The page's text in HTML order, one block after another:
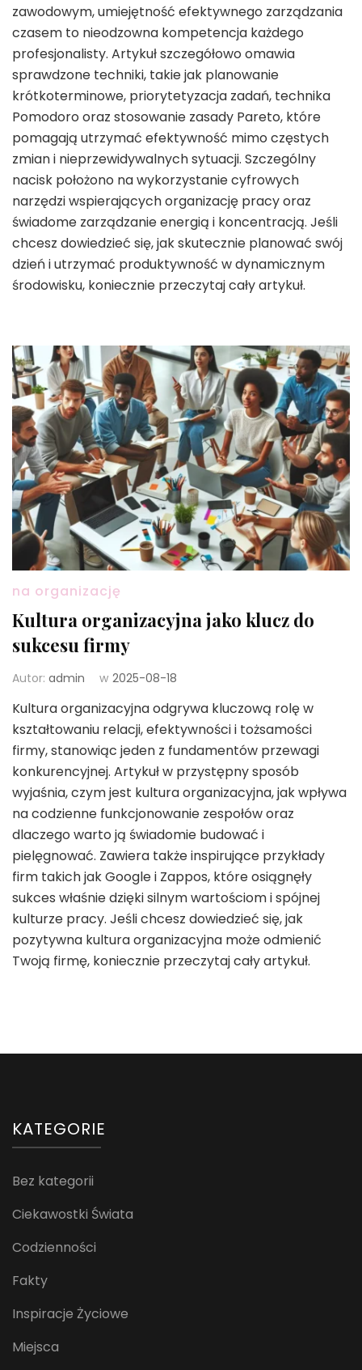
zawodowym, umiejętność efektywnego zarządzania
czasem to nieodzowna kompetencja każdego
profesjonalisty. Artykuł szczegółowo omawia
sprawdzone techniki, takie jak planowanie
krótkoterminowe, priorytetyzacja zadań, technika
Pomodoro oraz stosowanie zasady Pareto, które
pomagają utrzymać efektywność mimo częstych
zmian i nieprzewidywalnych sytuacji. Szczególny
nacisk położono na wykorzystanie cyfrowych
narzędzi wspierających organizację pracy oraz
świadome zarządzanie energią i koncentracją. Jeśli
chcesz dowiedzieć się, jak skutecznie planować swój
dzień i utrzymać produktywność w dynamicznym
środowisku, koniecznie przeczytaj cały artykuł.
na organizację
Kultura organizacyjna jako klucz do
sukcesu firmy
Autor: admin w 2025-08-18
Kultura organizacyjna odgrywa kluczową rolę w
kształtowaniu relacji, efektywności i tożsamości
firmy, stanowiąc jeden z fundamentów przewagi
konkurencyjnej. Artykuł w przystępny sposób
wyjaśnia, czym jest kultura organizacyjna, jak wpływa
na codzienne funkcjonowanie zespołów oraz
dlaczego warto ją świadomie budować i
pielęgnować. Zawiera także inspirujące przykłady
firm takich jak Google i Zappos, które osiągnęły
sukces właśnie dzięki silnym wartościom i spójnej
kulturze pracy. Jeśli chcesz dowiedzieć się, jak
pozytywna kultura organizacyjna może odmienić
Twoją firmę, koniecznie przeczytaj cały artykuł.
KATEGORIE
Bez kategorii
Ciekawostki Świata
Codzienności
Fakty
Inspiracje Życiowe
Miejsca